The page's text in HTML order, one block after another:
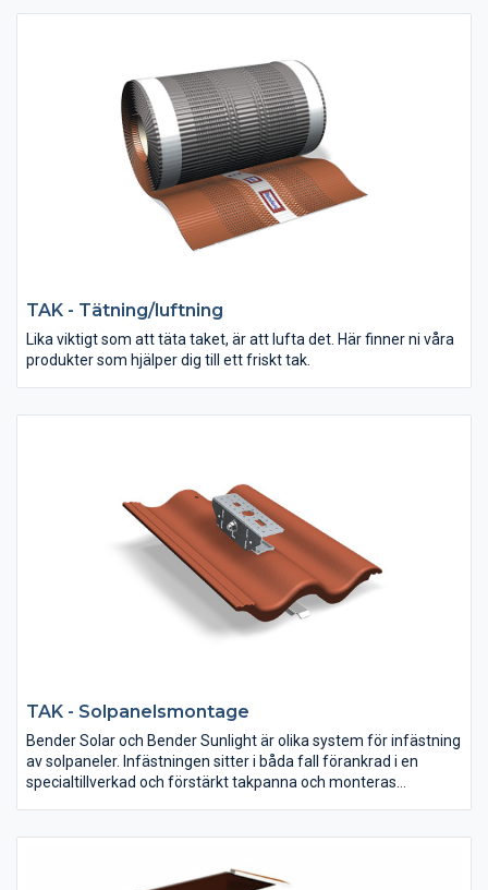
TAK - Tätning/luftning
Lika viktigt som att täta taket, är att lufta det. Här finner ni våra
produkter som hjälper dig till ett friskt tak.
TAK - Solpanelsmontage
Bender Solar och Bender Sunlight är olika system för infästning
av solpaneler. Infästningen sitter i båda fall förankrad i en
specialtillverkad och förstärkt takpanna och monteras